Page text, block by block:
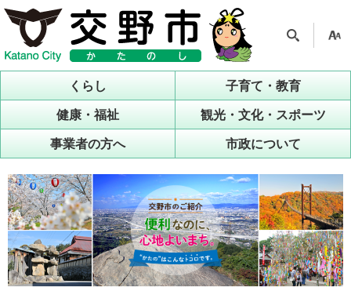
ル
くらし
子育て・教育
健康・福祉
観光・文化・スポーツ
事業者の方へ
市政について